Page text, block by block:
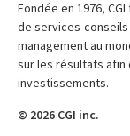
Fondée en 1976,
de services-conseils
management au
sur les résultats afin
investissements.
© 2026 CGI inc.